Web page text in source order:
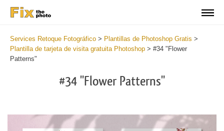
Services Retoque Fotográfico > Plantillas de Photoshop Gratis >
Plantilla de tarjeta de visita gratuita Photoshop > #34 "Flower
Patterns"
#34 "Flower Patterns"